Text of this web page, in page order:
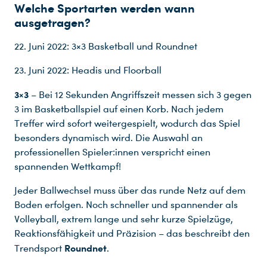
Welche Sportarten werden wann
ausgetragen?
22. Juni 2022: 3×3 Basketball und Roundnet
23. Juni 2022: Headis und Floorball
3×3 – Bei 12 Sekunden Angriffszeit messen sich 3 gegen
3 im Basketballspiel auf einen Korb. Nach jedem
Treffer wird sofort weitergespielt, wodurch das Spiel
besonders dynamisch wird. Die Auswahl an
professionellen Spieler:innen verspricht einen
spannenden Wettkampf!
Jeder Ballwechsel muss über das runde Netz auf dem
Boden erfolgen. Noch schneller und spannender als
Volleyball, extrem lange und sehr kurze Spielzüge,
Reaktionsfähigkeit und Präzision – das beschreibt den
Trendsport Roundnet.